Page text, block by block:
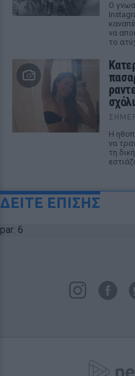
Ο
να
το
Η
να
τη
ΔΕΙΤΕ ΕΠΙΣΗΣ
par: 6